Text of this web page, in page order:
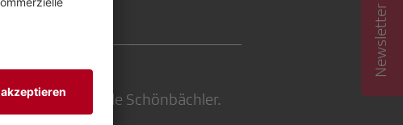
Michèle Schönbächler.